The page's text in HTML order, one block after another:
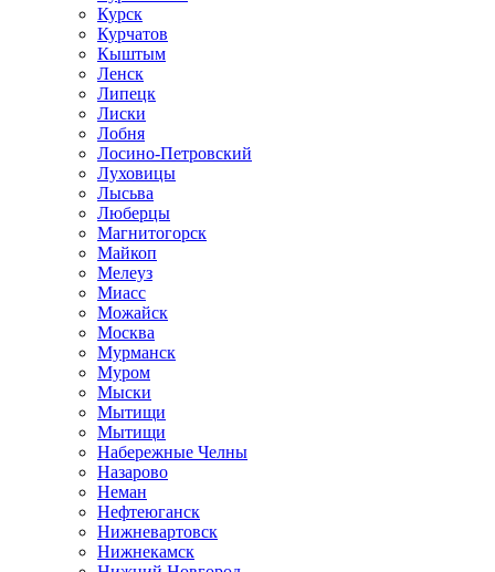
Курск
Курчатов
Кыштым
Ленск
Липецк
Лиски
Лобня
Лосино-Петровский
Луховицы
Лысьва
Люберцы
Магнитогорск
Майкоп
Мелеуз
Миасс
Можайск
Москва
Мурманск
Муром
Мыски
Мытищи
Мытищи
Набережные Челны
Назарово
Неман
Нефтеюганск
Нижневартовск
Нижнекамск